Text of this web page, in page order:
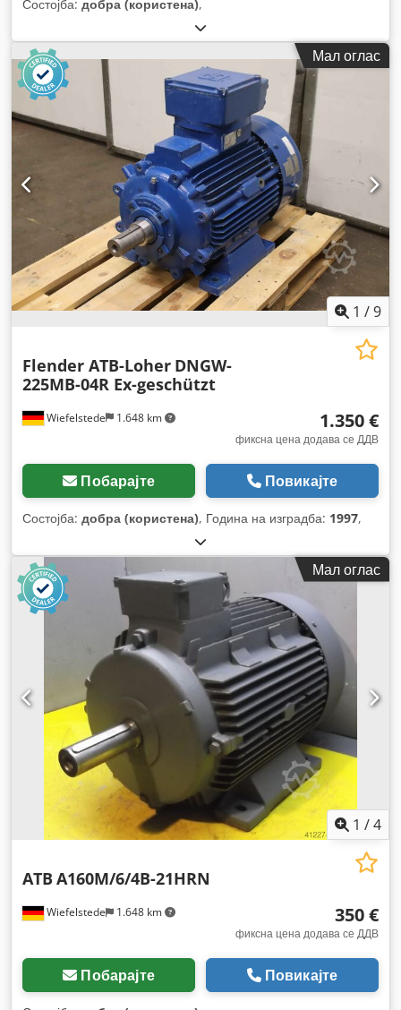
Состојба: добра (користена),
Мал оглас
1 /9
Wiefelstede 1.648 km
Flender ATB-Loher DNGW-
225MB-04R Ex-geschützt
1.350 €
фиксна цена додава се ДДВ
Побарајте Повикајте
Состојба: добра (користена), Година на изградба: 1997,
Мал оглас
1 /4
Wiefelstede 1.648 km
ATB A160M/6/4B-21HRN
350 €
фиксна цена додава се ДДВ
Побарајте Повикајте